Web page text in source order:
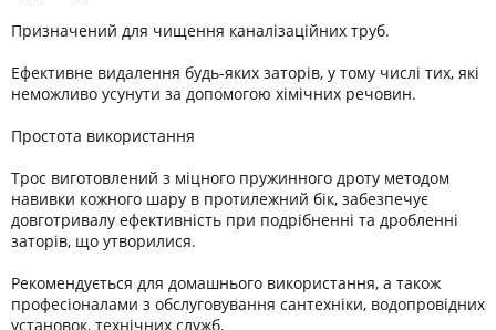
Призначений для чищення каналізаційних труб.
Ефективне видалення будь-яких заторів, у тому числі тих, які
неможливо усунути за допомогою хімічних речовин.
Простота використання
Трос виготовлений з міцного пружинного дроту методом
навивки кожного шару в протилежний бік, забезпечує
довготривалу ефективність при подрібненні та дробленні
заторів, що утворилися.
Рекомендується для домашнього використання, а також
професіоналами з обслуговування сантехніки, водопровідних
установок, технічних служб.